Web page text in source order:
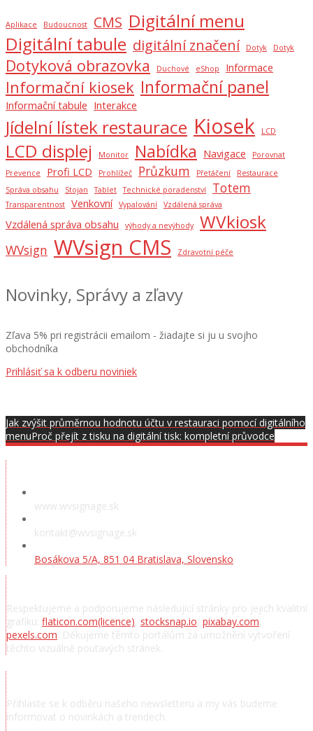
Aplikace Budoucnost CMS Digitální menu
Digitální tabule digitální značení Dotyk Dotyk
Dotyková obrazovka Duchové eShop Informace
Informační kiosek Informační panel
Informační tabule Interakce
Jídelní lístek restaurace Kiosek LCD
LCD displej Monitor Nabídka Navigace
Porovnat
Prevence
Profi LCD Prohlížeč Průzkum Přetáčení
Restaurace
Správa obsahu
Stojan Tablet Technické poradenství Totem
Transparentnost Venkovní Vypalování Vzdálená správa
Vzdálená správa obsahu výhody a nevýhody WVkiosk
WVsign WVsign CMS Zdravotní péče
Novinky, Správy a zľavy
Zľava 5% pri registrácii emailom - žiadajte si ju u svojho
obchodníka
Prihlásiť sa k odberu noviniek
Jak zvýšit průměrnou hodnotu účtu v restauraci pomocí digitálního
menuProč přejít z tisku na digitální tisk: kompletní průvodce
www.wvsignage.sk
kontakt@wvsignage.sk
Bosákova 5/A, 851 04 Bratislava, Slovensko
Respektujeme a podporujeme následující stránky pro jejich kvalitní
grafiku: flaticon.com(licence) stocksnap.io pixabay.com
pexels.com . Děkujeme těmto portálům za umožnění vytvoření
těchto vizuálně poutavých stránek.
Přihlaste se k odběru našeho newsletteru a my vás budeme
informovat o novinkách a trendech.